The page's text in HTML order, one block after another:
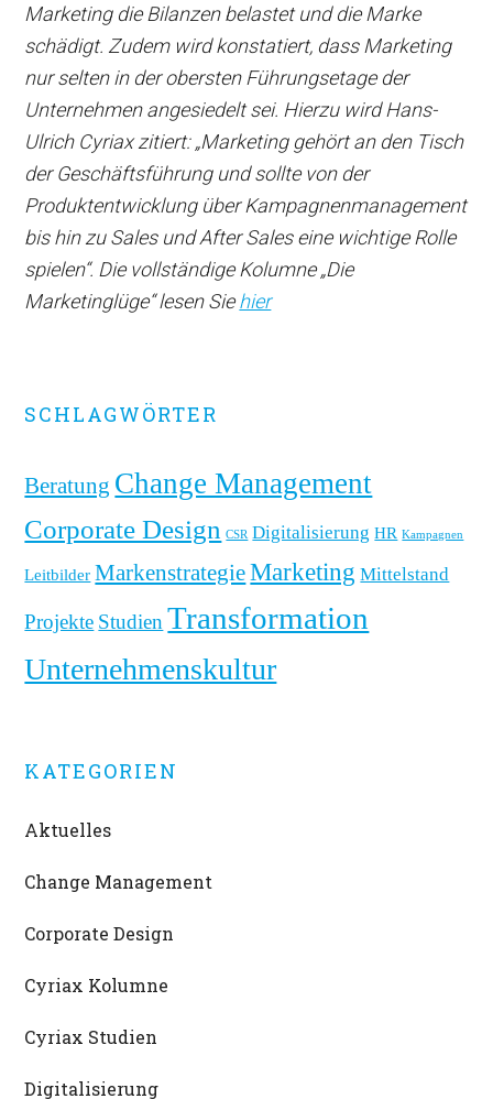
Marketing die Bilanzen belastet und die Marke
schädigt. Zudem wird konstatiert, dass Marketing
nur selten in der obersten Führungsetage der
Unternehmen angesiedelt sei. Hierzu wird Hans-
Ulrich Cyriax zitiert: „Marketing gehört an den Tisch
der Geschäftsführung und sollte von der
Produktentwicklung über Kampagnenmanagement
bis hin zu Sales und After Sales eine wichtige Rolle
spielen“. Die vollständige Kolumne „Die
Marketinglüge“ lesen Siehier
Primary
SCHLAGWÖRTER
Beratung Change Management
Corporate Design CSR Digitalisierung HR Kampagnen
Leitbilder MarkenstrategieMarketing Mittelstand
Projekte Studien Transformation
Unternehmenskultur
KATEGORIEN
Aktuelles
Change Management
Corporate Design
Cyriax Kolumne
Cyriax Studien
Digitalisierung